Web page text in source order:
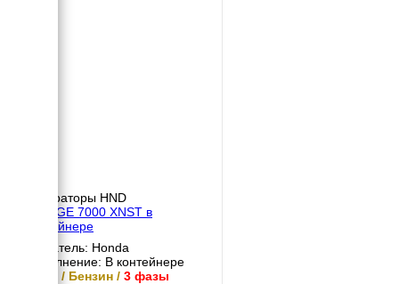
Генераторы HND
HND GE 7000 XNST в
контейнере
Двигатель: Honda
Исполнение: В контейнере
6 кВт / Бензин / 3 фазы